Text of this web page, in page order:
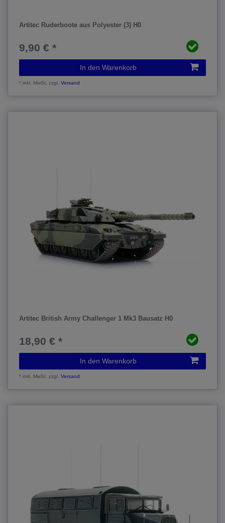
Artitec Ruderboote aus Polyester (3) H0
9,90 € *
In den Warenkorb
*inkl. MwSt. zzgl.Versand
Artitec British Army Challenger 1 Mk3 Bausatz H0
18,90 € *
In den Warenkorb
*inkl. MwSt. zzgl.Versand